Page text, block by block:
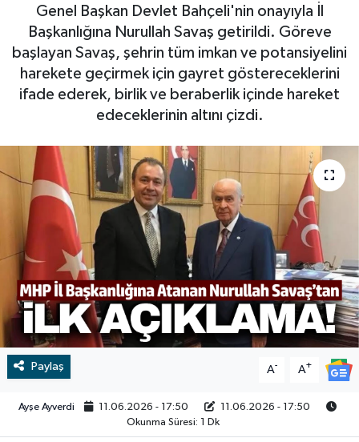
Genel Başkan Devlet Bahçeli'nin onayıyla İl
Başkanlığına Nurullah Savaş getirildi. Göreve
başlayan Savaş, şehrin tüm imkan ve potansiyelini
harekete geçirmek için gayret göstereceklerini
ifade ederek, birlik ve beraberlik içinde hareket
edeceklerinin altını çizdi.
Paylaş A- A+
Ayşe Ayverdi 11.06.2026 - 17:50
11.06.2026 - 17:50
Okunma Süresi: 1 Dk
RESMİ İLAN
BİLİM VE TEKNOLOJİ
RESMİ İLAN
Yaşam
Çevre
Dünya
İletişim
Künye
SPOR
Vefat